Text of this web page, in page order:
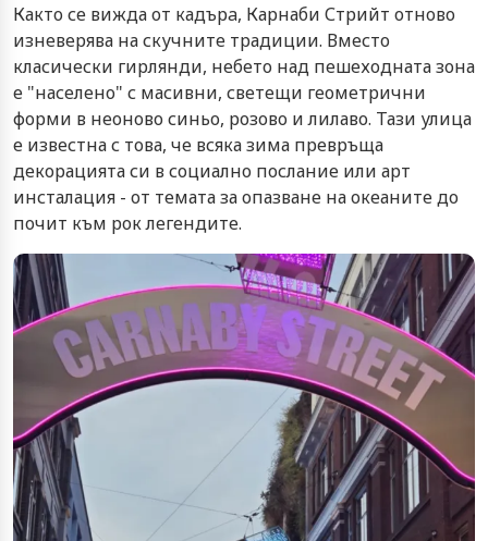
Както се вижда от кадърa, Карнаби Стрийт отново
изневерява на скучните традиции. Вместо
класически гирлянди, небето над пешеходната зона
е "населено" с масивни, светещи геометрични
форми в неоново синьо, розово и лилаво. Тази улица
е известна с това, че всяка зима превръща
декорацията си в социално послание или арт
инсталация - от темата за опазване на океаните до
почит към рок легендите.